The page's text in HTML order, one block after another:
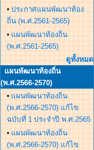
• ประกาศแผนพัฒนาท้อง
ถิ่น (พ.ศ.2561-2565)
• แผนพัฒนาท้องถิ่น
(พ.ศ.2561-2565)
ดูทั้งหมด
แผนพัฒนาท้องถิ่น
(พ.ศ.2566-2570)
• แผนพัฒนาท้องถิ่น
(พ.ศ.2566-2570) แก้ไข
ฉบับที่ 1 ประจำปี พ.ศ.2565
• แผนพัฒนาท้องถิ่น
(พ.ศ.2566-2570) แก้ไข